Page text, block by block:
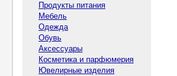
Продукты питания
Мебель
Одежда
Обувь
Аксессуары
Косметика и парфюмерия
Ювелирные изделия